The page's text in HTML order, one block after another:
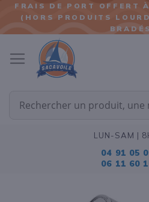
AU
FRAIS DE PORT OFFERT
(HORS PRODUITS
LUN-SAM |
04 91 05
06 11 60